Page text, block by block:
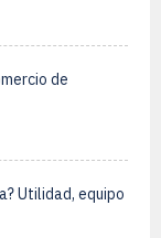
de
Utilidad, equipo